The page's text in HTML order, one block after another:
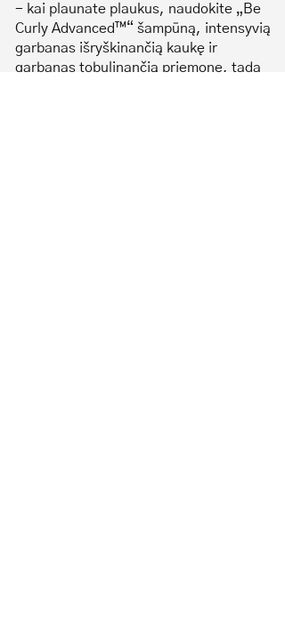
- kai plaunate plaukus, naudokite „Be
Curly Advanced™“ šampūną, intensyvią
garbanas išryškinančią kaukę ir
garbanas tobulinančią priemonę, tada